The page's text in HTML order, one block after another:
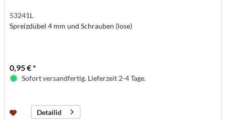
53241L
Spreizdübel 4 mm und Schrauben (lose)
0,95 € *
Sofort versandfertig. Lieferzeit 2-4 Tage.
Detailid